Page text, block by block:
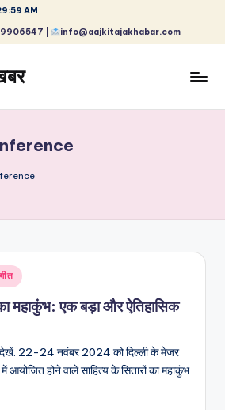
AM
| info@aajkitajakhabar.com
महाकुंभ: एक बड़ा और ऐतिहासिक
22-24 नवंबर 2024 को दिल्ली के मेजर
होने वाले साहित्य के सितारों का महाकुंभ